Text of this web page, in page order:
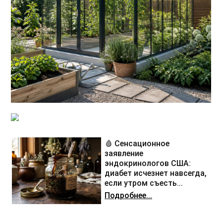
🩸 Сенсационное
заявление
эндокринологов США:
диабет исчезнет навсегда,
если утром съесть...
Подробнее...